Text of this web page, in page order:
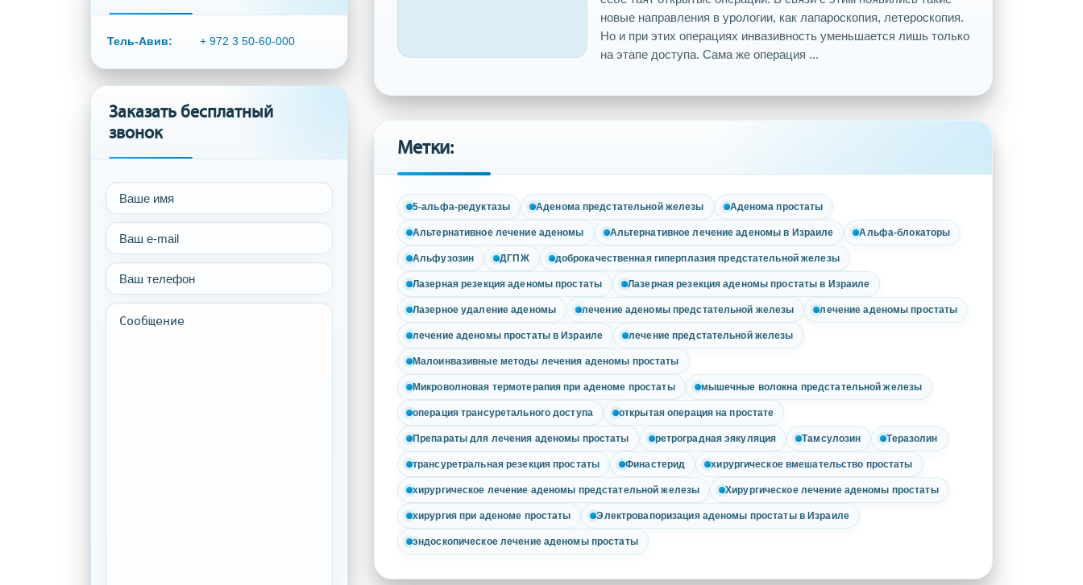
Тель-Авив: + 972 3 50-60-000
Заказать бесплатный
звонок
новые направления в урологии, как лапароскопия, летероскопия.
Но и при этих операциях инвазивность уменьшается лишь только
на этапе доступа. Сама же операция ...
Метки:
5-альфа-редуктазы Аденома предстательной железы Аденома простаты
Альтернативное лечение аденомы Альтернативное лечение аденомы в Израиле Альфа-блокаторы
Альфузозин ДГПЖ доброкачественная гиперплазия предстательной железы
Лазерная резекция аденомы простаты Лазерная резекция аденомы простаты в Израиле
Лазерное удаление аденомы лечение аденомы предстательной железы лечение аденомы простаты
лечение аденомы простаты в Израиле лечение предстательной железы
Малоинвазивные методы лечения аденомы простаты
Микроволновая термотерапия при аденоме простаты мышечные волокна предстательной железы
операция трансуретального доступа открытая операция на простате
Препараты для лечения аденомы простаты ретроградная эякуляция Тамсулозин Теразолин
трансуретральная резекция простаты Финастерид хирургическое вмешательство простаты
хирургическое лечение аденомы предстательной железы Хирургическое лечение аденомы простаты
хирургия при аденоме простаты Электровапоризация аденомы простаты в Израиле
эндоскопическое лечение аденомы простаты